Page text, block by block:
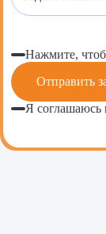
Нажмите,
Я соглашаюсь